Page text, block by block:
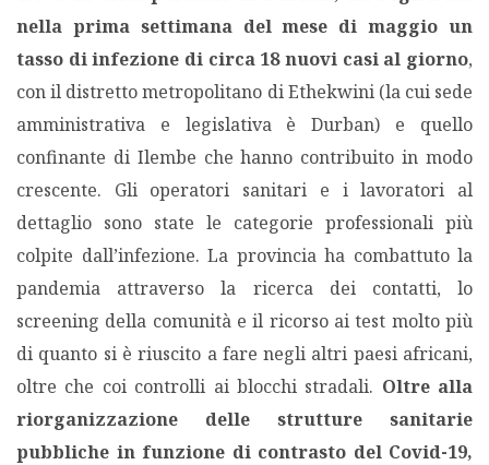
SALUTE
SGUARDI E VOCI
MONDO IN CIFRE
NAVIGANDO IN RETE
PODCAST EVENTI
nella prima settimana del mese di maggio un
tasso di infezione di circa 18 nuovi casi al giorno,
con il distretto metropolitano di Ethekwini (la cui sede
amministrativa e legislativa è Durban) e quello
confinante di Ilembe che hanno contribuito in modo
crescente. Gli operatori sanitari e i lavoratori al
dettaglio sono state le categorie professionali più
colpite dall’infezione. La provincia ha combattuto la
pandemia attraverso la ricerca dei contatti, lo
screening della comunità e il ricorso ai test molto più
di quanto si è riuscito a fare negli altri paesi africani,
oltre che coi controlli ai blocchi stradali. Oltre alla
riorganizzazione delle strutture sanitarie
pubbliche in funzione di contrasto del Covid-19,